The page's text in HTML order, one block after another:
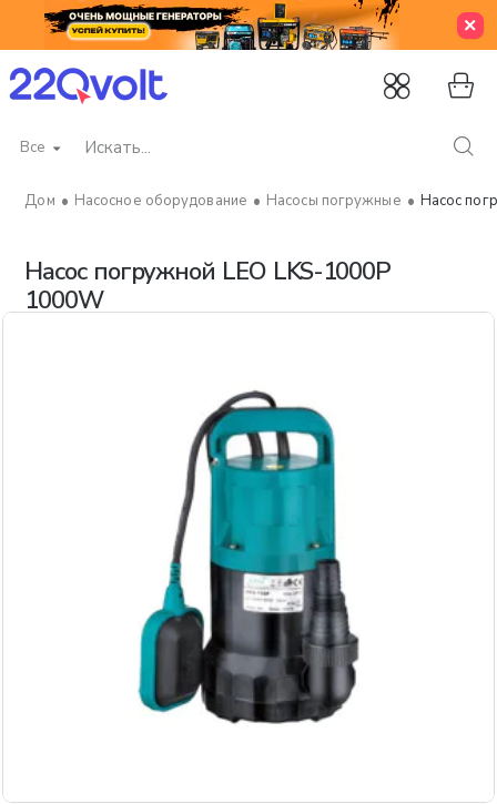
Все
Искать...
Насос погружной LEO LKS-1000P
1000W
Насосное оборудование Насосы погружные Насос